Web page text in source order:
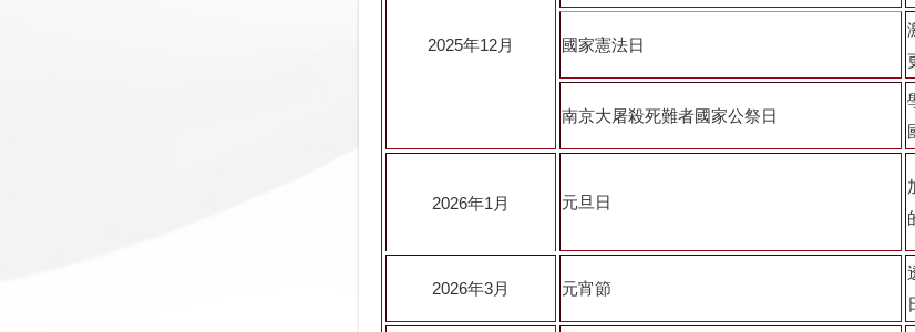
2025年12月 國家憲法日
南京大屠殺死難者國家公祭日
2026年1 月 元旦日
2026年3月 元宵節